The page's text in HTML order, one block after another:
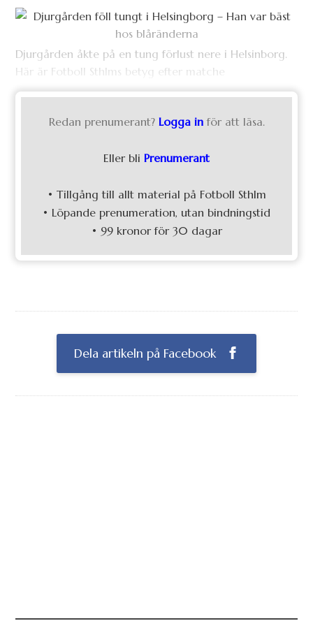
Djurgården åkte på en tung förlust nere i Helsinborg.
Här är Fotboll Sthlms betyg efter matche
Redan prenumerant? Logga in för att läsa.
Eller bli Prenumerant
• Tillgång till allt material på Fotboll Sthlm
• Löpande prenumeration, utan bindningstid
• 99 kronor för 30 dagar
Dela artikeln på Facebook